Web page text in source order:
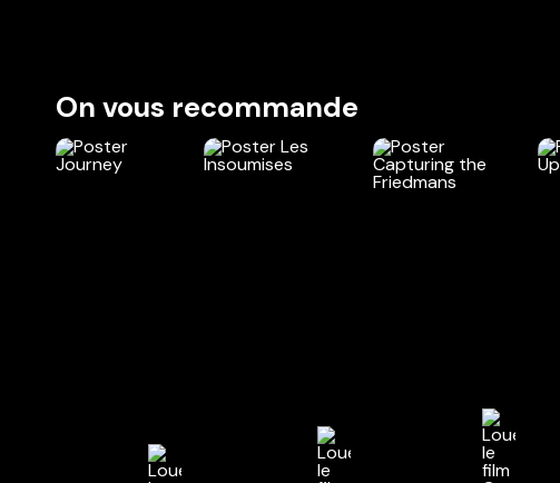
On vous recommande